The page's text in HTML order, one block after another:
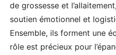
de grossesse et
soutien émotionnel et
Ensemble, ils forment une
rôle est précieux pour